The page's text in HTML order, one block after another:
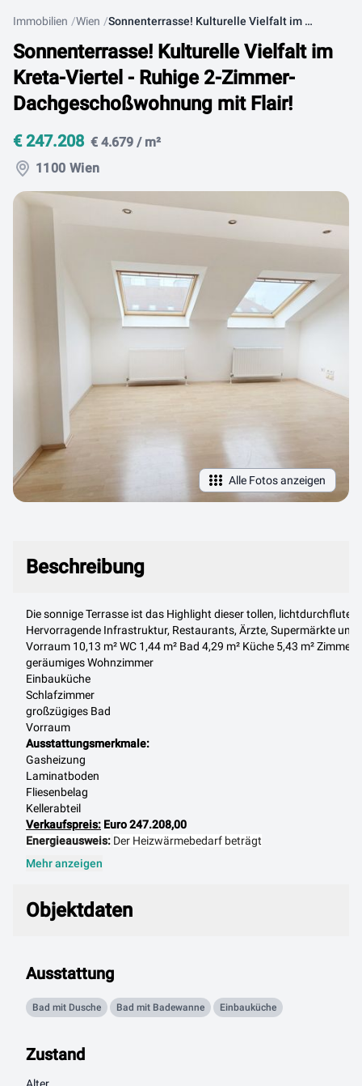
Immobilien Wien Sonnenterrasse! Kulturelle Vielfalt im Kreta-Viertel - Ruhige 2-Zimmer-Dachgeschoßwohnung mit Flair!
Sonnenterrasse! Kulturelle Vielfalt im
Kreta-Viertel - Ruhige 2-Zimmer-
Dachgeschoßwohnung mit Flair!
€ 247.208 € 4.679 / m²
1100 Wien
Alle Fotos anzeigen
Beschreibung
Die sonnige Terrasse ist das Highlight dieser tollen,
Hervorragende Infrastruktur, Restaurants, Ärzte, Supermärkte und
Vorraum 10,13 m² WC 1,44 m² Bad 4,29 m² Küche 5,43 m² Zimmer
geräumiges Wohnzimmer
Einbauküche
Schlafzimmer
großzügiges Bad
Vorraum
Ausstattungsmerkmale:
Gasheizung
Laminatboden
Fliesenbelag
Kellerabteil
Verkaufspreis: Euro 247.208,00
Energieausweis: Der Heizwärmebedarf beträgt
Mehr anzeigen
Objektdaten
Ausstattung
Bad mit Dusche Bad mit Badewanne Einbauküche
Zustand